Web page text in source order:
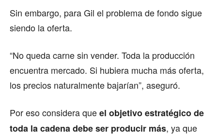
Sin embargo, para Gil el problema de fondo sigue
siendo la oferta.
“No queda carne sin vender. Toda la producción
encuentra mercado. Si hubiera mucha más oferta,
los precios naturalmente bajarían”, aseguró.
Por eso considera queel objetivo estratégico de
toda la cadena debe ser producir más, ya que